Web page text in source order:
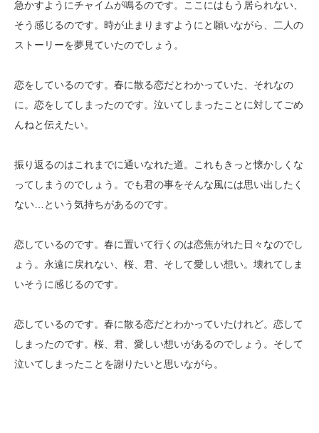
急かすようにチャイムが鳴るのです。ここにはもう居られない、
そう感じるのです。時が止まりますようにと願いながら、二人の
ストーリーを夢見ていたのでしょう。
恋をしているのです。春に散る恋だとわかっていた、それなの
に。恋をしてしまったのです。泣いてしまったことに対してごめ
んねと伝えたい。
振り返るのはこれまでに通いなれた道。これもきっと懐かしくな
ってしまうのでしょう。でも君の事をそんな風には思い出したく
ない…という気持ちがあるのです。
恋しているのです。春に置いて行くのは恋焦がれた日々なのでし
ょう。永遠に戻れない、桜、君、そして愛しい想い。壊れてしま
いそうに感じるのです。
恋しているのです。春に散る恋だとわかっていたけれど。恋して
しまったのです。桜、君、愛しい想いがあるのでしょう。そして
泣いてしまったことを謝りたいと思いながら。